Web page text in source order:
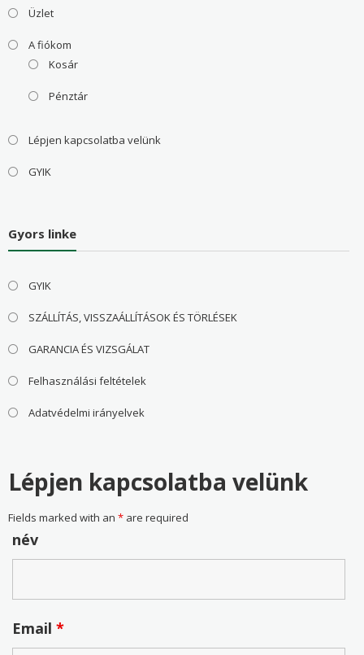
Üzlet
A fiókom
Kosár
Pénztár
Lépjen kapcsolatba velünk
GYIK
Gyors linke
GYIK
SZÁLLÍTÁS, VISSZAÁLLÍTÁSOK ÉS TÖRLÉSEK
GARANCIA ÉS VIZSGÁLAT
Felhasználási feltételek
Adatvédelmi irányelvek
Lépjen kapcsolatba velünk
Fields marked with an *are required
név
Email *